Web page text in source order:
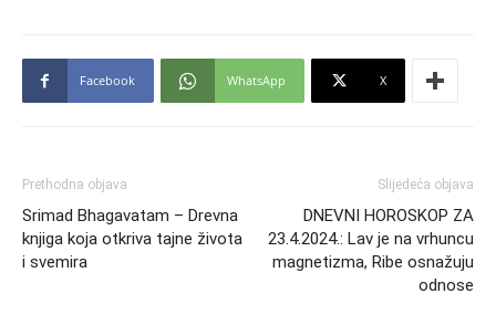
Facebook WhatsApp X
Prethodna objava
Srimad Bhagavatam – Drevna
knjiga koja otkriva tajne života
i svemira
Slijedeća objava
DNEVNI HOROSKOP ZA
23.4.2024.: Lav je na vrhuncu
magnetizma, Ribe osnažuju
odnose